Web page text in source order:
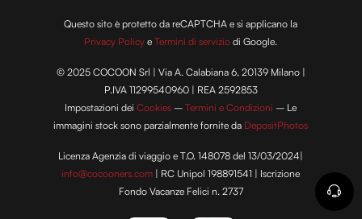
Questo sito è protetto da reCAPTCHA e si applicano la
Privacy Policy eTermini di servizio di Google.
© 2025 COCOON Srl | Via A. Calabiana 6, 20139 Milano |
P.IVA 11299540960 | REA 2592853
Impostazioni deiCookies –Termini e Condizioni – Le
immagini stock sono parzialmente fornite da DepositPhotos
Licenza Agenzia di viaggio e T.O. 148078 del 13/03/2024|
info@cocooners.com | RC Unipol 198891541 | Iscrizione
Fondo Vacanze Felici n. 2737